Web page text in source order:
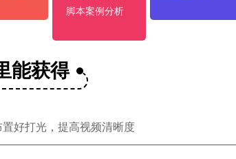
脚本案例分析
能获得
置好打光，提高视频清晰度